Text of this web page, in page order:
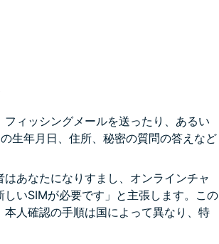
ィッシングメールを送ったり、あるい
生年月日、住所、秘密の質問の答えなど
あなたになりすまし、オンラインチャ
いSIMが必要です」と主張します。この
人確認の手順は国によって異なり、特